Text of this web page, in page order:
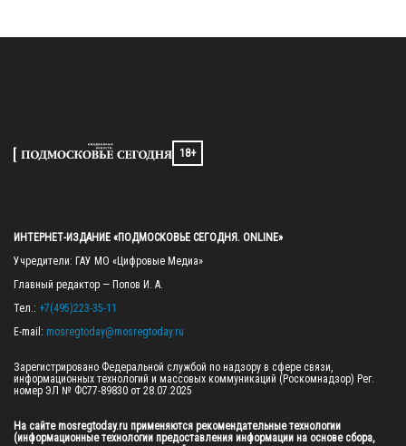
18+
ИНТЕРНЕТ-ИЗДАНИЕ «ПОДМОСКОВЬЕ СЕГОДНЯ. ONLINE»
Учредители: ГАУ МО «Цифровые Медиа»
Главный редактор — Попов И. А.
Тел.: +7(495)223-35-11
E-mail: mosregtoday@mosregtoday.ru
Зарегистрировано Федеральной службой по надзору в сфере связи,
информационных технологий и массовых коммуникаций (Роскомнадзор) Рег.
номер ЭЛ № ФС77-89830 от 28.07.2025
На сайте mosregtoday.ru применяются рекомендательные технологии
(информационные технологии предоставления информации на основе сбора,